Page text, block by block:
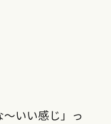
いい感じ」っ